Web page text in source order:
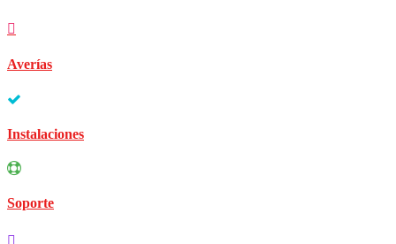
Averías
Instalaciones
Soporte